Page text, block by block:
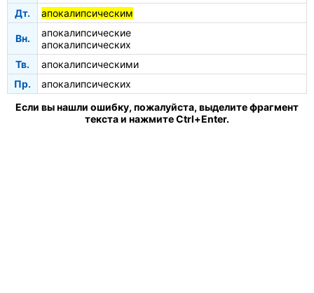
Дт.
апокалипсическим
Вн.
апокалипсические
апокалипсических
Тв.
апокалипсическими
Пр.
апокалипсических
Если вы нашли ошибку, пожалуйста, выделите фрагмент
текста и нажмите Ctrl+Enter.